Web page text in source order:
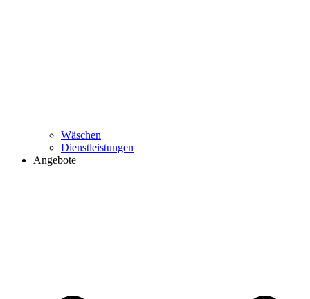
Wäschen
Dienstleistungen
Angebote